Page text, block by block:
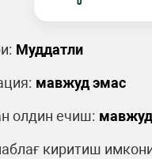
Муддатли
мавжуд эмас
олдин ечиш:
киритиш